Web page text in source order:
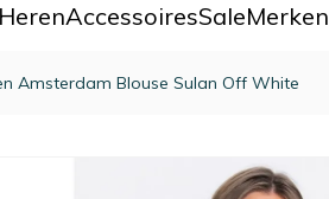
HerenAccessoiresSaleMerken
Amsterdam Blouse Sulan Off White